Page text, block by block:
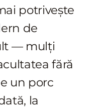
potrivește
de
— mulți
fără
un porc
la